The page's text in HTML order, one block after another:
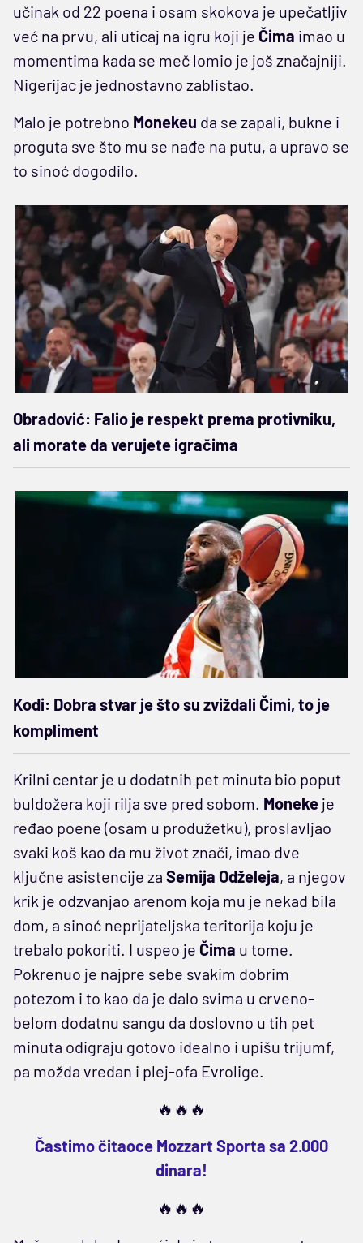
učinak od 22 poena i osam skokova je upečatljiv
već na prvu, ali uticaj na igru koji je Čima imao u
momentima kada se meč lomio je još značajniji.
Nigerijac je jednostavno zablistao.
Malo je potrebno Monekeu da se zapali, bukne i
proguta sve što mu se nađe na putu, a upravo se
to sinoć dogodilo.
Obradović: Falio je respekt prema protivniku,
ali morate da verujete igračima
Kodi: Dobra stvar je što su zviždali Čimi, to je
kompliment
Krilni centar je u dodatnih pet minuta bio poput
buldožera koji rilja sve pred sobom. Moneke je
ređao poene (osam u produžetku), proslavljao
svaki koš kao da mu život znači, imao dve
ključne asistencije za Semija Odželeja, a njegov
krik je odzvanjao arenom koja mu je nekad bila
dom, a sinoć neprijateljska teritorija koju je
trebalo pokoriti. I uspeo je Čima u tome.
Pokrenuo je najpre sebe svakim dobrim
potezom i to kao da je dalo svima u crveno-
belom dodatnu sangu da doslovno u tih pet
minuta odigraju gotovo idealno i upišu trijumf,
pa možda vredan i plej-ofa Evrolige.
🔥🔥🔥
Častimo čitaoce Mozzart Sporta sa 2.000
dinara!
🔥🔥🔥